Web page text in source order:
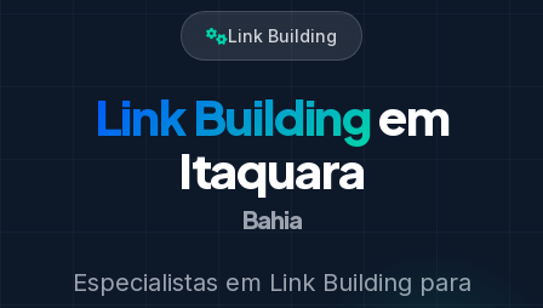
Link Building
Link Buildingem
Itaquara
Bahia
Especialistas em Link Building para